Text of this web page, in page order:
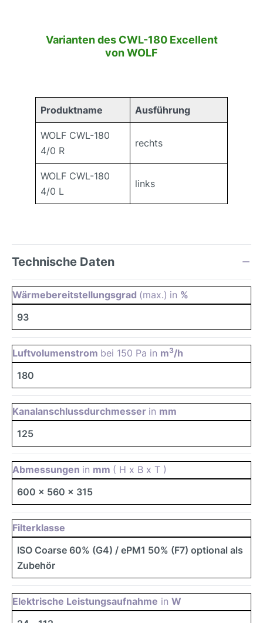
Varianten des CWL-180 Excellent
von WOLF
Produktname Ausführung
WOLF CWL-180
4/0 R
rechts
WOLF CWL-180
4/0 L
links
Technische Daten
Wärmebereitstellungsgrad (max.) in %
93
Luftvolumenstrom bei 150 Pa in m3/h
180
Kanalanschlussdurchmesser in mm
125
Abmessungen in mm ( H x B x T )
600 x 560 x 315
Filterklasse
ISO Coarse 60% (G4) / ePM1 50% (F7) optional als
Zubehör
Elektrische Leistungsaufnahme in W